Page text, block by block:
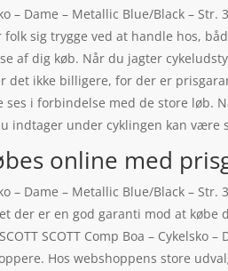
– Dame – Metallic Blue/Black –
sig trygge ved at handle hos,
af dig køb. Når du jagter
ikke billigere, for der er
ses i forbindelse med de store løb.
indtager under cyklingen kan
online med
– Dame – Metallic Blue/Black –
der er en god garanti mod at
SCOTT Comp Boa – Cykelsko
Hos webshoppens store